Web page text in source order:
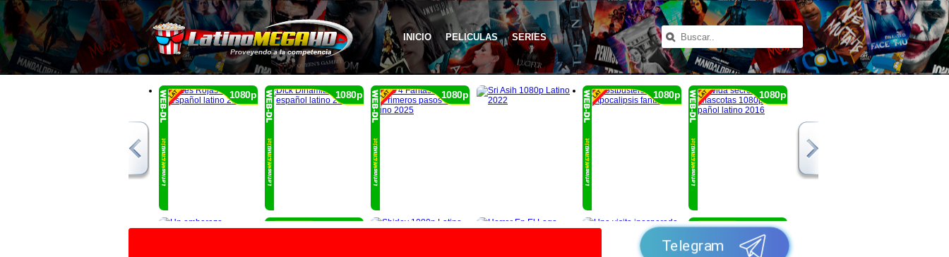
INICIO PELICULAS SERIES
1080p 1080p 1080p 1080p 1080p
1080p 1080p
Telegram